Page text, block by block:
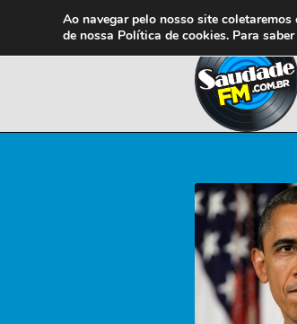
Ao navegar pelo nosso site
de nossa Política de cookies. Para